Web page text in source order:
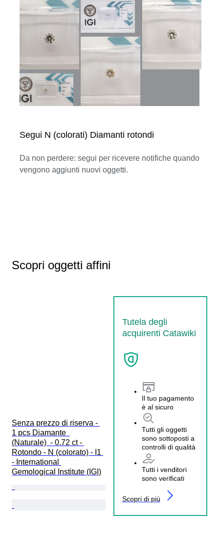
Segui N (colorati) Diamanti rotondi
Da non perdere: segui per ricevere notifiche quando
vengono aggiunti nuovi oggetti.
Scopri oggetti affini
Tutela degli
acquirenti Catawiki
Il tuo pagamento
è al sicuro
Tutti gli oggetti
sono sottoposti a
controlli di qualità
Tutti i venditori
sono verificati
Scopri di più
Senza prezzo di riserva -
1 pcs Diamante
(Naturale)  - 0.72 ct -
Rotondo - N (colorato) - I1
- International
Gemological Institute (IGI)